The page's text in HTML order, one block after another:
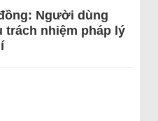
Người dùng
trách nhiệm pháp lý